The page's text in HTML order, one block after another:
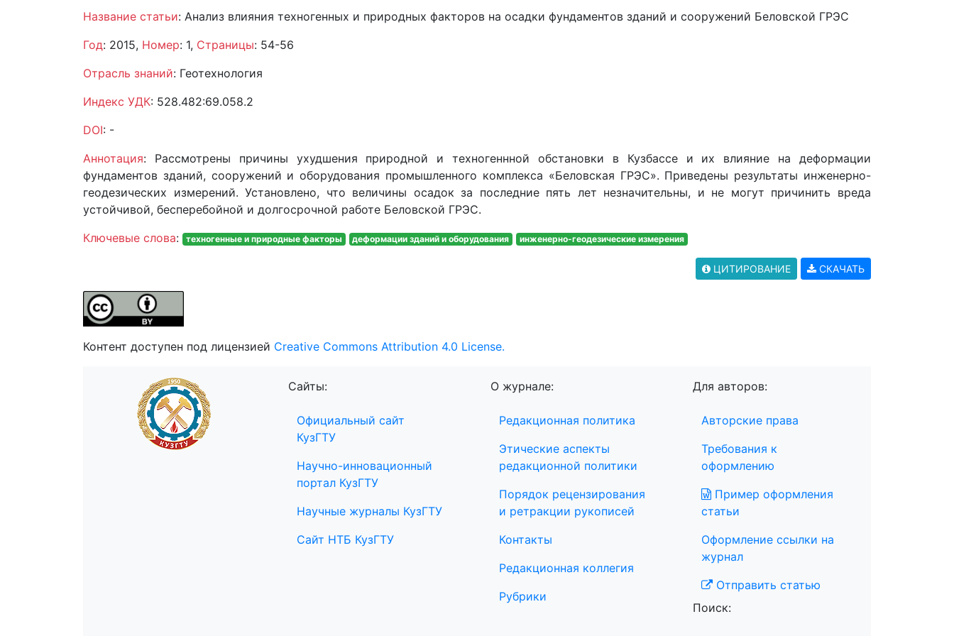
Название статьи: Анализ влияния техногенных и природных факторов на осадки фундаментов зданий и сооружений Беловской ГРЭС
Год: 2015, Номер: 1, Страницы: 54-56
Отрасль знаний: Геотехнология
Индекс УДК: 528.482:69.058.2
DOI: -
Аннотация: Рассмотрены причины ухудшения природной и техногеннной обстановки в Кузбассе и их влияние на деформации
фундаментов зданий, сооружений и оборудования промышленного комплекса «Беловская ГРЭС». Приведены результаты инженерно-
геодезических измерений. Установлено, что величины осадок за последние пять лет незначительны, и не могут причинить вреда
устойчивой, бесперебойной и долгосрочной работе Беловской ГРЭС.
Ключевые слова: техногенные и природные факторы деформации зданий и оборудования инженерно-геодезические измерения
ЦИТИРОВАНИЕ СКАЧАТЬ
Контент доступен под лицензией Creative Commons Attribution 4.0 License.
Сайты:
Официальный сайт
КузГТУ
Научно-инновационный
портал КузГТУ
Научные журналы КузГТУ
Сайт НТБ КузГТУ
О журнале:
Редакционная политика
Этические аспекты
редакционной политики
Порядок рецензирования
и ретракции рукописей
Контакты
Редакционная коллегия
Рубрики
Для авторов:
Авторские права
Требования к
оформлению
Пример оформления
статьи
Оформление ссылки на
журнал
Отправить статью
Поиск: